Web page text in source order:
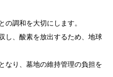
の調和を大切にします。
し、酸素を放出するため、地球
なり、墓地の維持管理の負担を